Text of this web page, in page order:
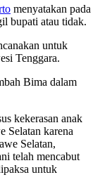
menyatakan pada
bupati atau tidak.
untuk
Tenggara.
Bima dalam
kekerasan anak
Selatan karena
Selatan,
telah mencabut
untuk